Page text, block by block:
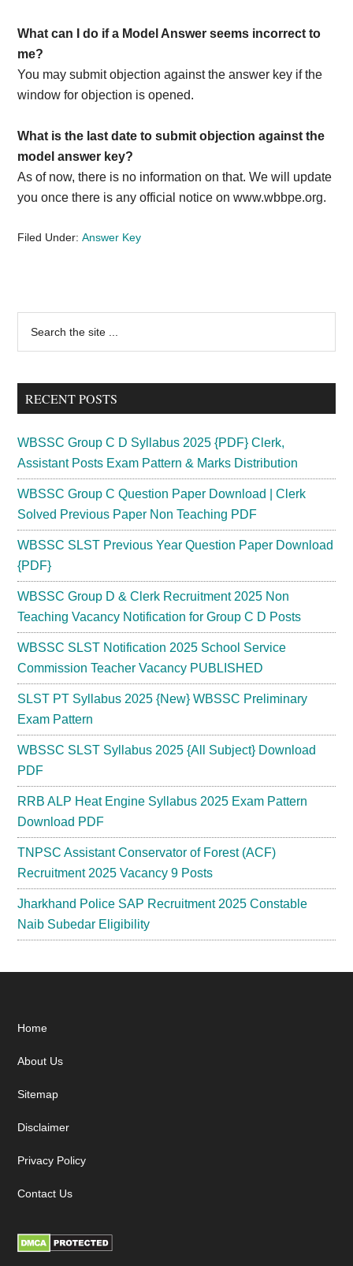
What can I do if a Model Answer seems incorrect to
me?
You may submit objection against the answer key if the
window for objection is opened.
What is the last date to submit objection against the
model answer key?
As of now, there is no information on that. We will update
you once there is any official notice on www.wbbpe.org.
Filed Under:Answer Key
Primary
Sidebar
...
RECENT POSTS
WBSSC Group C D Syllabus 2025 {PDF} Clerk,
Assistant Posts Exam Pattern & Marks Distribution
WBSSC Group C Question Paper Download | Clerk
Solved Previous Paper Non Teaching PDF
WBSSC SLST Previous Year Question Paper Download
{PDF}
WBSSC Group D & Clerk Recruitment 2025 Non
Teaching Vacancy Notification for Group C D Posts
WBSSC SLST Notification 2025 School Service
Commission Teacher Vacancy PUBLISHED
SLST PT Syllabus 2025 {New} WBSSC Preliminary
Exam Pattern
WBSSC SLST Syllabus 2025 {All Subject} Download
PDF
RRB ALP Heat Engine Syllabus 2025 Exam Pattern
Download PDF
TNPSC Assistant Conservator of Forest (ACF)
Recruitment 2025 Vacancy 9 Posts
Jharkhand Police SAP Recruitment 2025 Constable
Naib Subedar Eligibility
Footer
Home
About Us
Sitemap
Disclaimer
Privacy Policy
Contact Us